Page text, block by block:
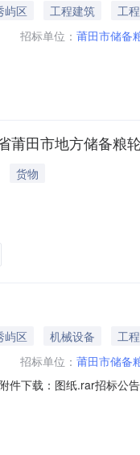
屿区 工程建筑
工程
招标单位： 莆田市储备
莆田市地方储备粮
货物
屿区 机械设备
工程
招标单位： 莆田市储备
件下载：图纸.rar招标公